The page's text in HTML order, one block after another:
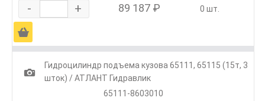
- + 89 187 ₽ 0 шт.
Ä
1
Гидроцилиндр подъема кузова 65111, 65115 (15т, 3
шток) / АТЛАНТ Гидравлик
65111-8603010